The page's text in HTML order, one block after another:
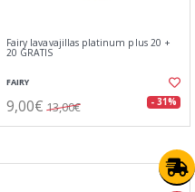
Fairy lavavajillas platinum plus 20 +
20 GRATIS
FAIRY
9,00€ 13,00€ - 31%